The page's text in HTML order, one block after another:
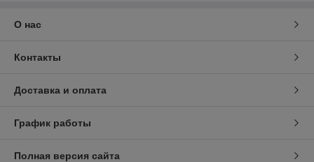
О нас
Контакты
Доставка и оплата
График работы
Полная версия сайта